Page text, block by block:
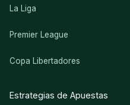
La Liga
Premier League
Copa Libertadores
Estrategias de Apuestas